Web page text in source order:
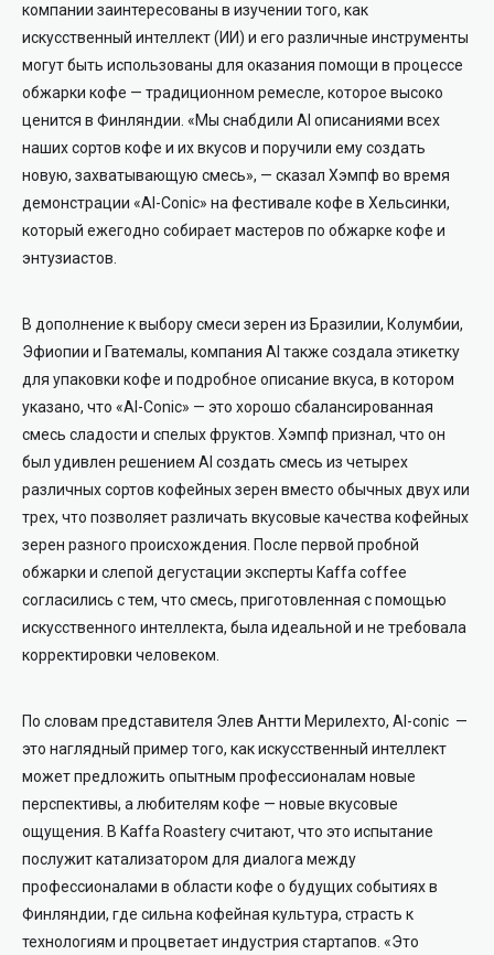
компании заинтересованы в изучении того, как
искусственный интеллект (ИИ) и его различные инструменты
могут быть использованы для оказания помощи в процессе
обжарки кофе — традиционном ремесле, которое высоко
ценится в Финляндии. «Мы снабдили AI описаниями всех
наших сортов кофе и их вкусов и поручили ему создать
новую, захватывающую смесь», — сказал Хэмпф во время
демонстрации «AI-Conic» на фестивале кофе в Хельсинки,
который ежегодно собирает мастеров по обжарке кофе и
энтузиастов.
В дополнение к выбору смеси зерен из Бразилии, Колумбии,
Эфиопии и Гватемалы, компания AI также создала этикетку
для упаковки кофе и подробное описание вкуса, в котором
указано, что «AI-Conic» — это хорошо сбалансированная
смесь сладости и спелых фруктов. Хэмпф признал, что он
был удивлен решением AI создать смесь из четырех
различных сортов кофейных зерен вместо обычных двух или
трех, что позволяет различать вкусовые качества кофейных
зерен разного происхождения. После первой пробной
обжарки и слепой дегустации эксперты Kaffa coffee
согласились с тем, что смесь, приготовленная с помощью
искусственного интеллекта, была идеальной и не требовала
корректировки человеком.
По словам представителя Элев Антти Мерилехто, AI-conic —
это наглядный пример того, как искусственный интеллект
может предложить опытным профессионалам новые
перспективы, а любителям кофе — новые вкусовые
ощущения. В Kaffa Roastery считают, что это испытание
послужит катализатором для диалога между
профессионалами в области кофе о будущих событиях в
Финляндии, где сильна кофейная культура, страсть к
технологиям и процветает индустрия стартапов. «Это